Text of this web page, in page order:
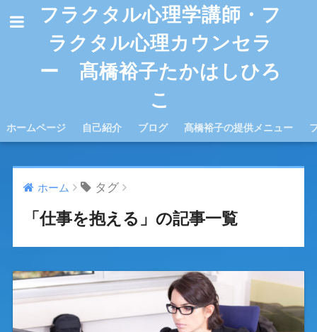
フラクタル心理学講師・フ
ラクタル心理カウンセラ
ー 髙橋裕子たかはしひろ
こ
ホームページ 自己紹介 ブログ 髙橋裕子の提供メニュー
ホーム タグ
「仕事を抱える」の記事一覧